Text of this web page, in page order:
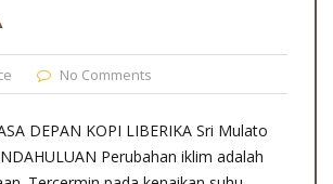
No Comments
DEPAN KOPI LIBERIKA Sri Mulato
Perubahan iklim adalah